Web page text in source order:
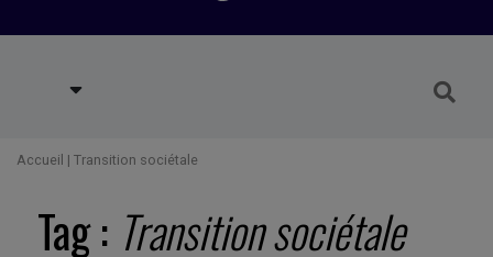
Accueil | Transition sociétale
Tag : Transition sociétale